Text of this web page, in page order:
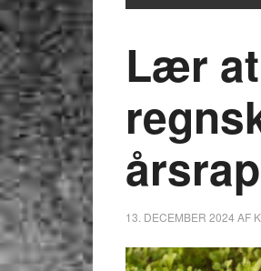
Lær
13. DECEMBER 2024 AF